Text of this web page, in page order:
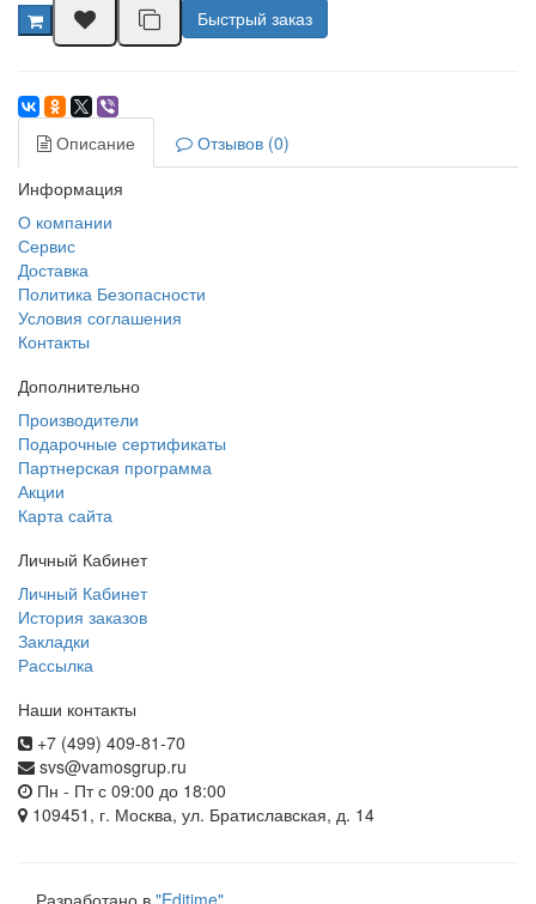
Быстрый заказ
Описание
Отзывов (0)
Информация
О компании
Сервис
Доставка
Политика Безопасности
Условия соглашения
Контакты
Дополнительно
Производители
Подарочные сертификаты
Партнерская программа
Акции
Карта сайта
Личный Кабинет
Личный Кабинет
История заказов
Закладки
Рассылка
Наши контакты
+7 (499) 409-81-70
svs@vamosgrup.ru
Пн - Пт с 09:00 до 18:00
109451, г. Москва, ул. Братиславская, д. 14
Разработано в "Editime"